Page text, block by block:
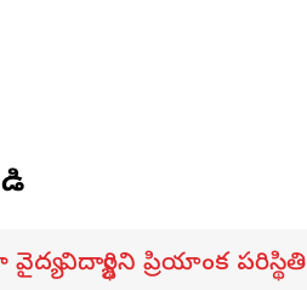
విద్యార్థిని ప్రియాంక పరిస్థితి